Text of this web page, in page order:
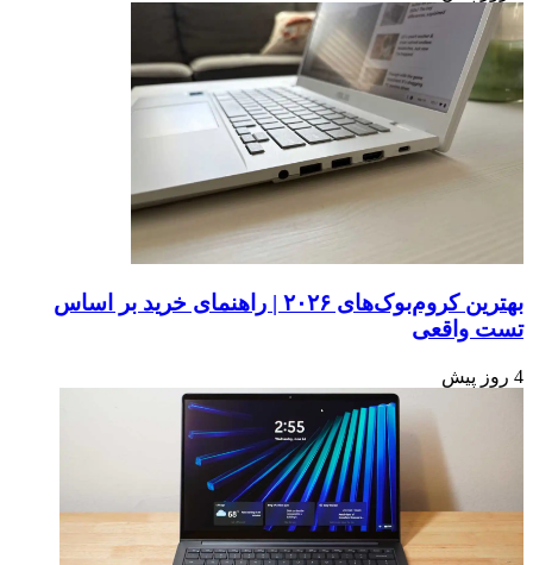
بهترین کروم‌بوک‌های ۲۰۲۶ | راهنمای خرید بر اساس
تست واقعی
4 روز پیش